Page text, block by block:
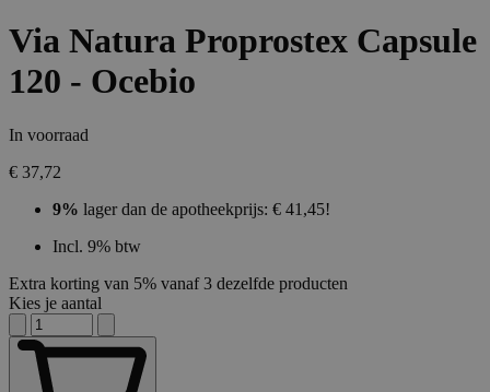
Via Natura Proprostex Capsule
120 - Ocebio
In voorraad
€ 37,72
9% lager dan de apotheekprijs: € 41,45!
Incl. 9% btw
Extra korting van 5% vanaf 3 dezelfde producten
Kies je aantal